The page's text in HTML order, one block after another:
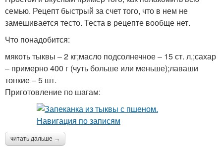
семью. Рецепт быстрый за счет того, что в нем не
замешивается тесто. Теста в рецепте вообще нет.
Что понадобится:
мякоть тыквы – 2 кг;масло подсолнечное – 15 ст. л.;сахар
– примерно 400 г (чуть больше или меньше);лаваши
тонкие – 5 шт.
Приготовление по шагам:
читать дальше →